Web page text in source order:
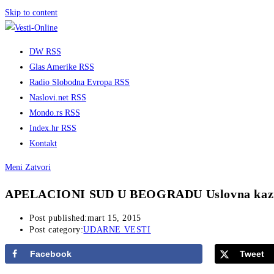
Skip to content
DW RSS
Glas Amerike RSS
Radio Slobodna Evropa RSS
Naslovi.net RSS
Mondo.rs RSS
Index.hr RSS
Kontakt
Meni Zatvori
APELACIONI SUD U BEOGRADU Uslovna
Post published:mart 15, 2015
Post category:UDARNE VESTI
Facebook Tweet